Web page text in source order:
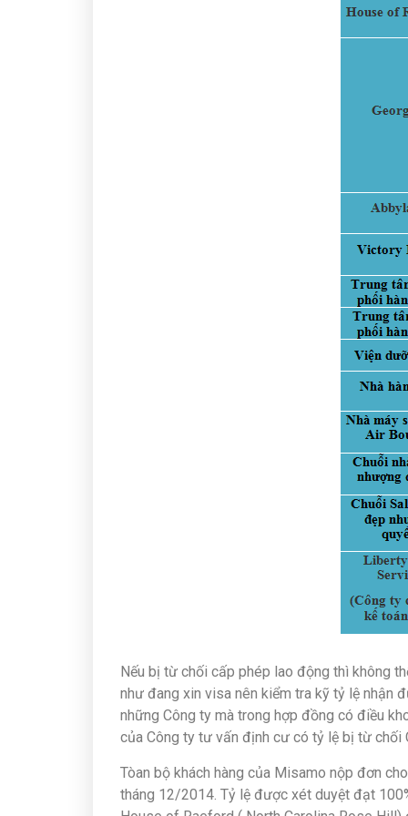
Nếu bị từ chối cấp phép lao động thì không
như đang xin visa nên kiểm tra kỹ tỷ lệ nhận
những Công ty mà trong hợp đồng có điều
của Công ty tư vấn định cư có tỷ lệ bị từ
Tòan bộ khách hàng của Misamo nộp đơn
tháng 12/2014. Tỷ lệ được xét duyệt đạt